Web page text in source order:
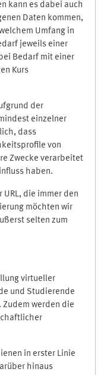
kann es dabei auch
Daten kommen,
Umfang in
jeweils einer
Bedarf mit einer
Kurs
der
einzelner
dass
von
Zwecke verarbeitet
haben.
URL, die immer den
möchten wir
selten zum
virtueller
und Studierende
Zudem werden die
in erster Linie
hinaus